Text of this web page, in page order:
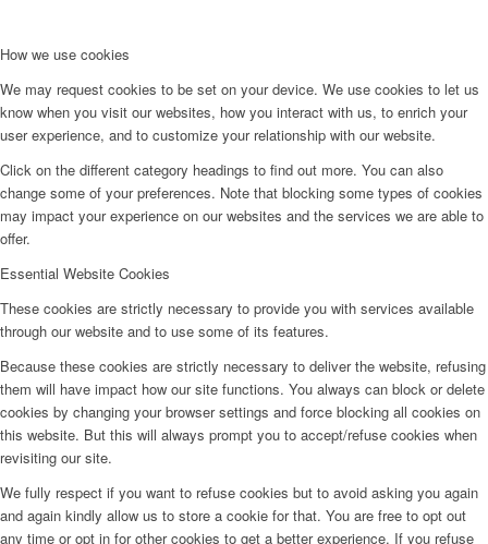
How we use cookies
We may request cookies to be set on your device. We use cookies to let us
know when you visit our websites, how you interact with us, to enrich your
user experience, and to customize your relationship with our website.
Click on the different category headings to find out more. You can also
change some of your preferences. Note that blocking some types of cookies
may impact your experience on our websites and the services we are able to
offer.
Essential Website Cookies
These cookies are strictly necessary to provide you with services available
through our website and to use some of its features.
Because these cookies are strictly necessary to deliver the website, refusing
them will have impact how our site functions. You always can block or delete
cookies by changing your browser settings and force blocking all cookies on
this website. But this will always prompt you to accept/refuse cookies when
revisiting our site.
We fully respect if you want to refuse cookies but to avoid asking you again
and again kindly allow us to store a cookie for that. You are free to opt out
any time or opt in for other cookies to get a better experience. If you refuse